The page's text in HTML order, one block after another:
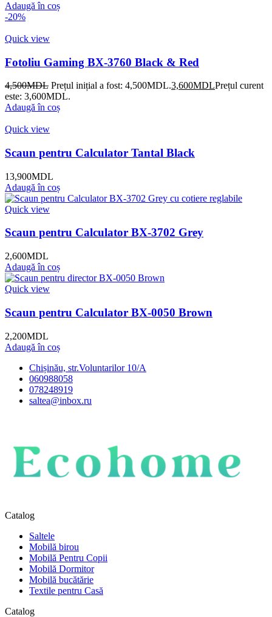
Adaugă în coș
-20%
Quick view
Fotoliu Gaming BX-3760 Black & Red
4,500MDL Prețul inițial a fost: 4,500MDL.3,600MDLPrețul curent
este: 3,600MDL.
Adaugă în coș
Quick view
Scaun pentru Calculator Tantal Black
13,900MDL
Adaugă în coș
Quick view
Scaun pentru Calculator BX-3702 Grey
2,600MDL
Adaugă în coș
Quick view
Scaun pentru Calculator BX-0050 Brown
2,200MDL
Adaugă în coș
Chișinău, str.Voluntarilor 10/A
060988058
078248919
saltea@inbox.ru
Catalog
Saltele
Mobilă birou
Mobilă Pentru Copii
Mobilă Dormitor
Mobilă bucătărie
Textile pentru Casă
Catalog